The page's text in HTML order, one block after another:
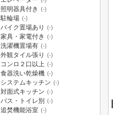
照明器具付き (-)
駐輪場 (-)
バイク置場あり (-)
家具・家電付き (-)
洗濯機置場有 (-)
外観タイル張り (-)
コンロ２口以上 (-)
食器洗い乾燥機 (-)
システムキッチン (-)
対面式キッチン (-)
バス・トイレ別 (-)
追焚機能浴室 (-)